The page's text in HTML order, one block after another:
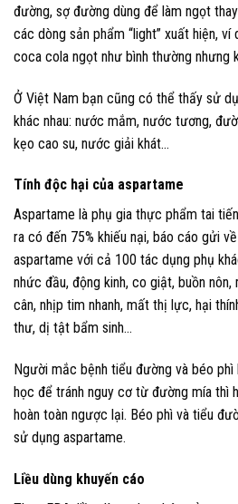
đường, sợ đường dùng để làm ngọt
các dòng sản phẩm “light” xuất hiện,
coca cola ngọt như bình thường nhưng
Ở Việt Nam bạn cũng có thể thấy sử
khác nhau: nước mắm, nước tương,
kẹo cao su, nước giải khát…
Tính độc hại của aspartame
Aspartame là phụ gia thực phẩm tai
ra có đến 75% khiếu nại, báo cáo gửi
aspartame với cả 100 tác dụng phụ
nhức đầu, động kinh, co giật, buồn
cân, nhịp tim nhanh, mất thị lực, hại
thư, dị tật bẩm sinh…
Người mắc bệnh tiểu đường và béo
học để tránh nguy cơ từ đường mía thì
hoàn toàn ngược lại. Béo phì và tiểu
sử dụng aspartame.
Liều dùng khuyến cáo